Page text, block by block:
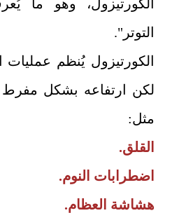
الكورتيزول، وهو ما
التوتر".
الكورتيزول يُنظم
لكن ارتفاعه بشكل
مثل:
القلق.
اضطرابات النوم.
هشاشة العظام.